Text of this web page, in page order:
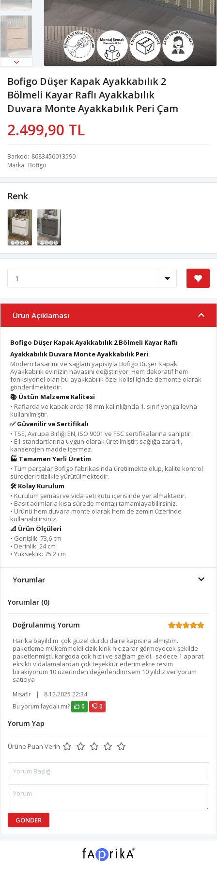
Bofigo Düşer Kapak Ayakkabılık 2
Bölmeli Kayar Raflı Ayakkabılık
Duvara Monte Ayakkabılık Peri Çam
2.499,90 TL
Barkod 8683456013590
Marka Bofigo
Renk
Ürün Açıklaması
Bofigo Düşer Kapak Ayakkabılık 2 Bölmeli Kayar Raflı
Ayakkabılık Duvara Monte Ayakkabılık Peri
Modern tasarımı ve sağlam yapısıyla Bofigo Düşer Kapak
Ayakkabılık evinizin havasını değiştiriyor. Hem dekoratif hem
fonksiyonel olan bu ayakkabılık özel kolisi içinde demonte olarak
gönderilmektedir.
📚 Üstün Malzeme Kalitesi
•⁠ ⁠Raflarda ve kapaklarda 18 mm kalınlığında 1. sınıf yonga levha
kullanılmıştır.
✅ Güvenilir ve Sertifikalı
•⁠ ⁠TSE, Avrupa Birliği EN, ISO 9001 ve FSC sertifikalarına sahiptir.
•⁠ ⁠E1 standartlarına uygun olarak üretilmiştir; sağlığa zararlı,
kanserojen madde içermez.
🏭 Tamamen Yerli Üretim
•⁠ ⁠Tüm parçalar Bofigo fabrikasında üretilmekte olup, kalite kontrol
süreçleri titizlikle yürütülmektedir.
🛠️ Kolay Kurulum
•⁠ ⁠Kurulum şeması ve vida seti kutu içerisinde yer almaktadır.
•⁠ ⁠Basit adımlarla kısa sürede montajı tamamlayabilirsiniz.
•⁠ Ürünü hem duvara monte olarak hem de zemin üzerinde
kullanabilirsiniz.
📐 Ürün Ölçüleri
•⁠ ⁠Genişlik: 73,6 cm
•⁠ ⁠Derinlik: 24 cm
•⁠ ⁠Yükseklik: 75,2 cm
Yorumlar
Yorumlar (0)
Doğrulanmış Yorum
Harika bayıldım çok güzel durdu daire kapısına almıştim.
paketleme mükemmeldi çizik kırık hiç zarar görmeyecek şekilde
paketlenmişti. kargoda çok hızlı ve sağlam geldi. sadece 1 aparat
eksikti vidalamalardan çok teşekkür ederim ekte resim
bırakıyorum 10 üzerinden değerlendirirsem 10 yıldız veriyorum
satıcıya
Misafir |
8.12.2025 22:34
Bu yorum faydalı mı?
0 0
Yorum Yap
Ürüne Puan Verin
GÖNDER